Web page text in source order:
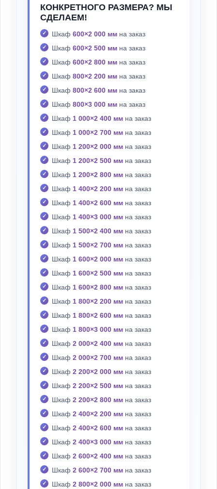
КОНКРЕТНОГО РАЗМЕРА? МЫ
СДЕЛАЕМ!
Шкаф 600×2 000 мм на заказ
Шкаф 600×2 500 мм на заказ
Шкаф 600×2 800 мм на заказ
Шкаф 800×2 200 мм на заказ
Шкаф 800×2 600 мм на заказ
Шкаф 800×3 000 мм на заказ
Шкаф 1 000×2 400 мм на заказ
Шкаф 1 000×2 700 мм на заказ
Шкаф 1 200×2 000 мм на заказ
Шкаф 1 200×2 500 мм на заказ
Шкаф 1 200×2 800 мм на заказ
Шкаф 1 400×2 200 мм на заказ
Шкаф 1 400×2 600 мм на заказ
Шкаф 1 400×3 000 мм на заказ
Шкаф 1 500×2 400 мм на заказ
Шкаф 1 500×2 700 мм на заказ
Шкаф 1 600×2 000 мм на заказ
Шкаф 1 600×2 500 мм на заказ
Шкаф 1 600×2 800 мм на заказ
Шкаф 1 800×2 200 мм на заказ
Шкаф 1 800×2 600 мм на заказ
Шкаф 1 800×3 000 мм на заказ
Шкаф 2 000×2 400 мм на заказ
Шкаф 2 000×2 700 мм на заказ
Шкаф 2 200×2 000 мм на заказ
Шкаф 2 200×2 500 мм на заказ
Шкаф 2 200×2 800 мм на заказ
Шкаф 2 400×2 200 мм на заказ
Шкаф 2 400×2 600 мм на заказ
Шкаф 2 400×3 000 мм на заказ
Шкаф 2 600×2 400 мм на заказ
Шкаф 2 600×2 700 мм на заказ
Шкаф 2 800×2 000 мм на заказ